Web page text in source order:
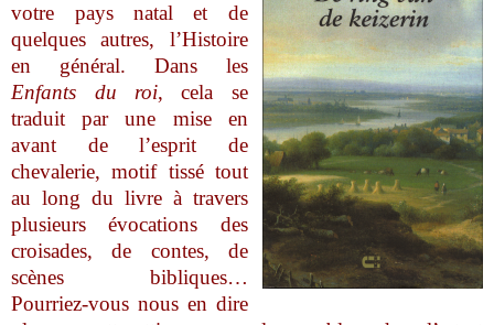
votre pays natal et de
quelques autres, l’Histoire
en général. Dans les
Enfants du roi, cela se
traduit par une mise en
avant de l’esprit de
chevalerie, motif tissé tout
au long du livre à travers
plusieurs évocations des
croisades, de contes, de
scènes bibliques…
Pourriez-vous nous en dire